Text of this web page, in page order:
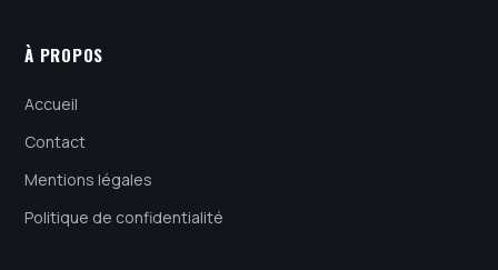
À PROPOS
Accueil
Contact
Mentions légales
Politique de confidentialité